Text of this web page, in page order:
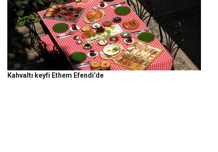
Kahvaltı keyfi Ethem Efendi’de